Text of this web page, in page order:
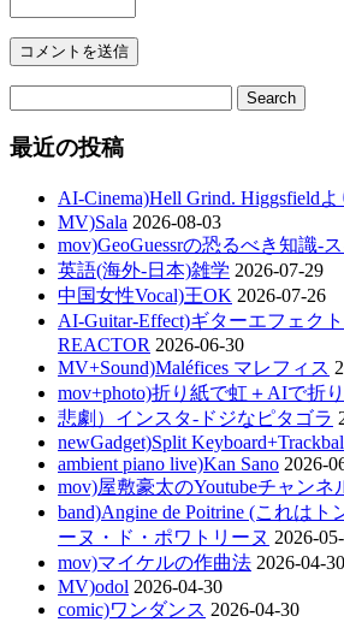
最近の投稿
AI-Cinema)Hell Grind. Higgsfieldよ
MV)Sala 2026-08-03
mov)GeoGuessrの恐るべき知識-
英語(海外-日本)雑学 2026-07-29
中国女性Vocal)王OK 2026-07-26
AI-Guitar-Effect)ギターエフェク
REACTOR 2026-06-30
MV+Sound)Maléfices マレフィス
mov+photo)折り紙で虹＋AIで折
悲劇）インスタ-ドジなピタゴラ
newGadget)Split
ambient piano live)Kan Sano 2026-
mov)屋敷豪太のYoutubeチャンネ
band)Angine de Poitrine (これは
ーヌ・ド・ポワトリーヌ 2026-
mov)マイケルの作曲法 2026-04-30
MV)odol 2026-04-30
comic)ワンダンス 2026-04-30